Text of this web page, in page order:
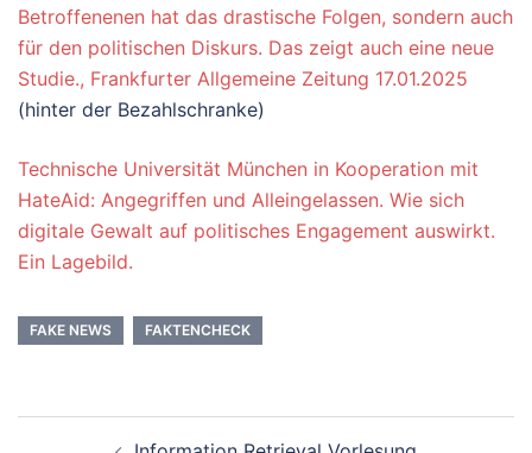
Betroffenenen hat das drastische Folgen, sondern auch
für den politischen Diskurs. Das zeigt auch eine neue
Studie., Frankfurter Allgemeine Zeitung 17.01.2025
(hinter der Bezahlschranke)
Technische Universität München in Kooperation mit
HateAid: Angegriffen und Alleingelassen. Wie sich
digitale Gewalt auf politisches Engagement auswirkt.
Ein Lagebild.
FAKE NEWS FAKTENCHECK